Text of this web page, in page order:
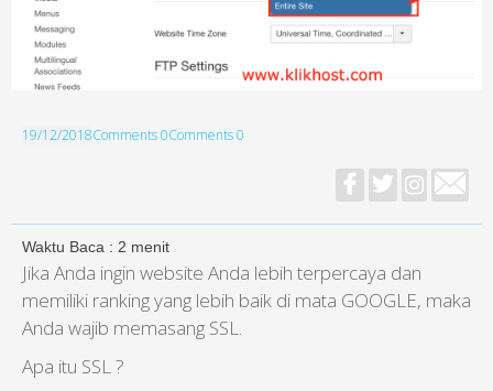
19/12/2018Comments 0Comments 0
Waktu Baca : 2 menit
Jika Anda ingin website Anda lebih terpercaya dan
memiliki ranking yang lebih baik di mata GOOGLE, maka
Anda wajib memasang SSL.
Apa itu SSL ?